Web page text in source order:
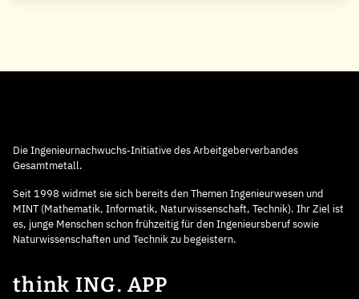
Die Ingenieurnachwuchs-Initiative des Arbeitgeberverbandes
Gesamtmetall.
Seit 1998 widmet sie sich bereits den Themen Ingenieurwesen und
MINT (Mathematik, Informatik, Naturwissenschaft, Technik). Ihr Ziel ist
es, junge Menschen schon frühzeitig für den Ingenieursberuf sowie
Naturwissenschaften und Technik zu begeistern.
think ING. APP